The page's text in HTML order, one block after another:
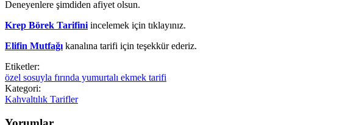
Deneyenlere şimdiden afiyet olsun.
Krep Börek Tarifini incelemek için tıklayınız.
Elifin Mutfağı kanalına tarifi için teşekkür ederiz.
Etiketler:
özel sosuyla fırında yumurtalı ekmek tarifi
Kategori:
Kahvaltılık Tarifler